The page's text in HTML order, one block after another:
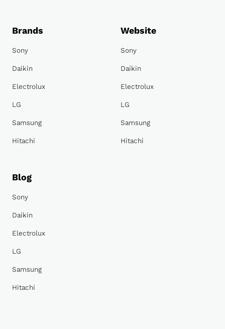
Brands
Sony
Daikin
Electrolux
LG
Samsung
Hitachi
Website
Sony
Daikin
Electrolux
LG
Samsung
Hitachi
Blog
Sony
Daikin
Electrolux
LG
Samsung
Hitachi